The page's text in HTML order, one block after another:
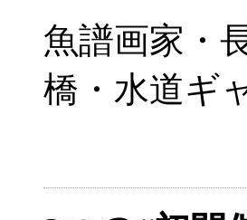
魚譜画家・
橋・水道ギ